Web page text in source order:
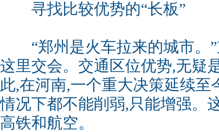
寻找比较优势的“长板”
“郑州是火车拉来的城市。”
这里交会。交通区位优势,无疑
此,在河南,一个重大决策延续至
情况下都不能削弱,只能增强。
高铁和航空。